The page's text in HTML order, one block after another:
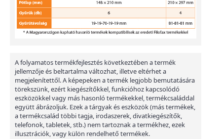
A folyamatos termékfejlesztés következtében a termék
jellemzője és beltartalma változhat, illetve eltérhet a
megjelenítettől. A képepeken a termék legjobb bemutatására
törekszünk, ezért kiegészítőkkel, funkcióhoz kapcsolódó
eszközökkel vagy más hasonló termékekkel, termékcsaláddal
együtt ábrázoljuk. Ezek a tárgyak és eszközök (más termékek,
a termékcsalád többi tagja, irodaszerek, divatkiegészítők,
telefonok, tabletek, stb.) nem tartoznak a termékhez, ezek
illusztrációk, vagy külön rendelhető termékek.